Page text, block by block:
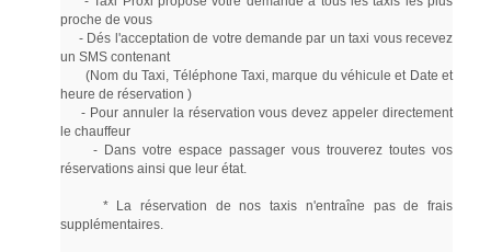
proche de vous
- Dés l'acceptation de votre demande par un taxi vous recevez
un SMS contenant
(Nom du Taxi, Téléphone Taxi, marque du véhicule et Date et
heure de réservation )
- Pour annuler la réservation vous devez appeler directement
le chauffeur
- Dans votre espace passager vous trouverez toutes vos
réservations ainsi que leur état.
* La réservation de nos taxis n'entraîne pas de frais
supplémentaires.